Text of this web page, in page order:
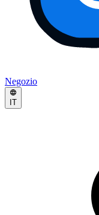
Negozio
IT